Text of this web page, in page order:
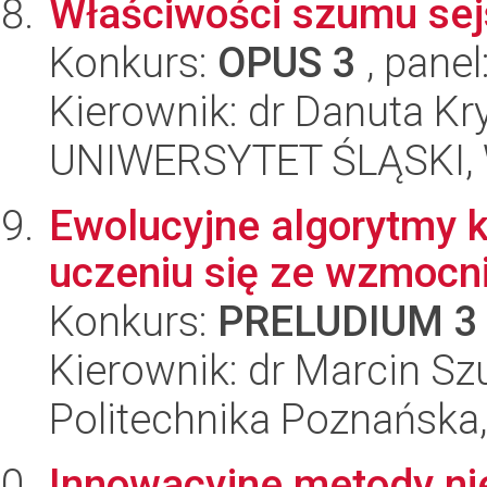
Właściwości szumu
Konkurs: OPUS 3 ,
Kierownik: dr Danuta
UNIWERSYTET
Ewolucyjne algorytmy
uczeniu się ze
Konkurs: PRELUDIUM 3
Kierownik: dr Marcin
Politechnika